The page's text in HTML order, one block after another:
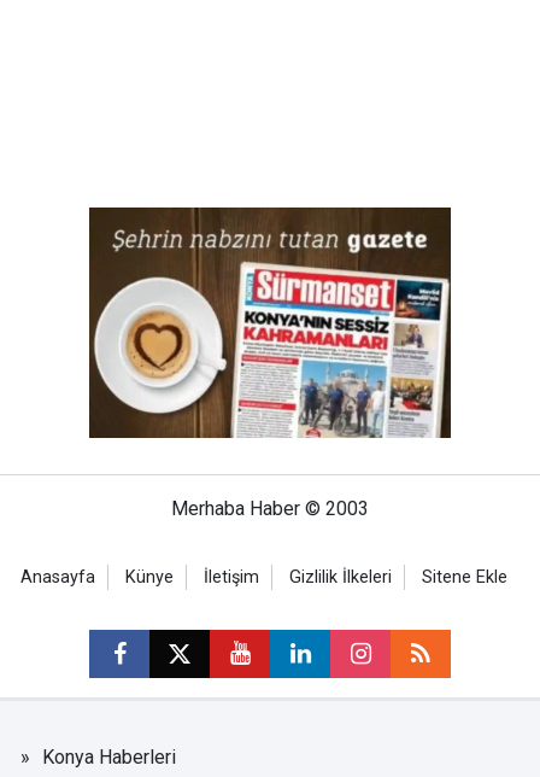
Merhaba Haber © 2003
Anasayfa Künye İletişim Gizlilik İlkeleri Sitene Ekle
Konya Haberleri